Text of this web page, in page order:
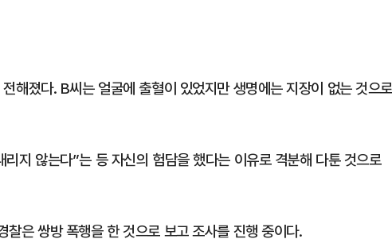
해졌다. B씨는 얼굴에 출혈이 있었지만 생명에는 지장이 없는 것으
지 않는다”는 등 자신의 험담을 했다는 이유로 격분해 다툰 것으로
은 쌍방 폭행을 한 것으로 보고 조사를 진행 중이다.